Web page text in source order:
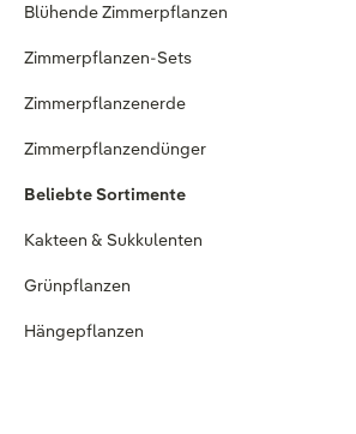
Blühende Zimmerpflanzen
Zimmerpflanzen-Sets
Zimmerpflanzenerde
Zimmerpflanzendünger
Beliebte Sortimente
Kakteen & Sukkulenten
Grünpflanzen
Hängepflanzen